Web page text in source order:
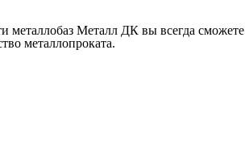
Металл ДК вы всегда сможете
металлопроката.